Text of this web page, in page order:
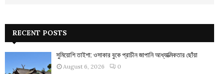
RECENT POSTS
সুমিয়োশি তাইশা: ওসাকার বুকে প্রাচীন জাপানি আধ্যাত্মিকতার ছোঁয়া
August 6, 2026 0